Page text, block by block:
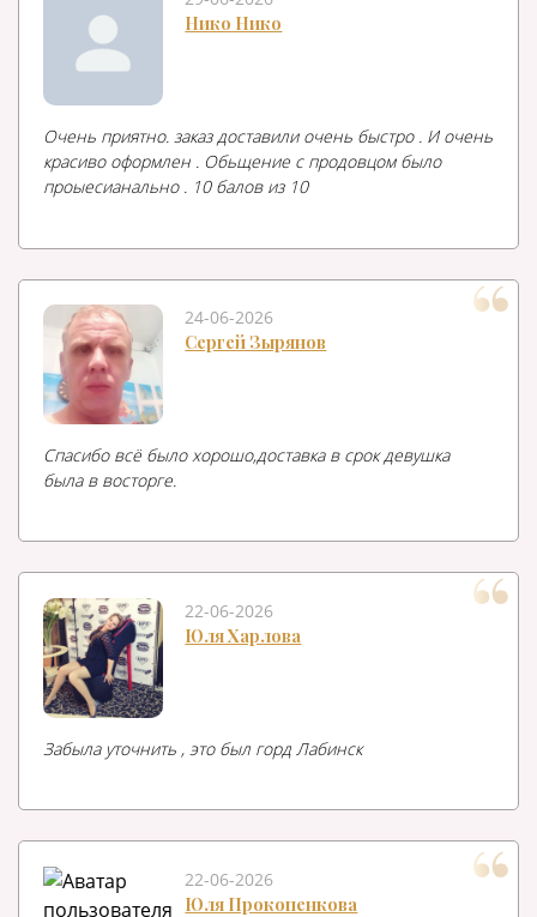
Нико Нико
Очень приятно. заказ доставили очень быстро . И очень
красиво оформлен . Обьщение с продовцом было
проыесианально . 10 балов из 10
24-06-2026
Сергей Зырянов
Спасибо всё было хорошо,доставка в срок девушка
была в восторге.
22-06-2026
Юля Харлова
Забыла уточнить , это был горд Лабинск
22-06-2026
Юля Прокопенкова